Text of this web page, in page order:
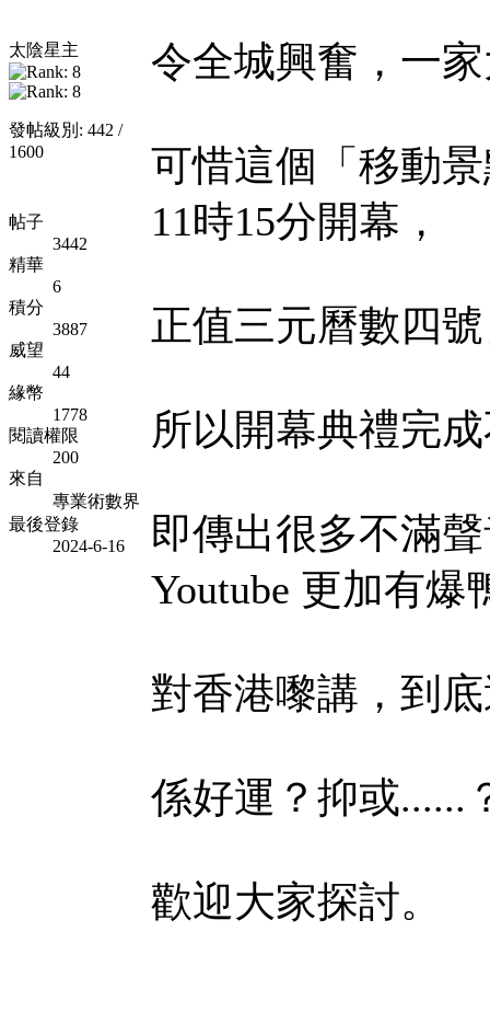
太陰星主
發帖級別: 442 /
1600
帖子
3442
精華
6
積分
3887
威望
44
緣幣
1778
閱讀權限
200
來自
專業術數界
最後登錄
2024-6-16
令全城興奮，一
可惜這個「移動
11時15分開幕，
正值三元曆數四
所以開幕典禮完
即傳出很多不滿
Youtube 更加有爆
對香港嚟講，到
係好運？抑或......
歡迎大家探討。